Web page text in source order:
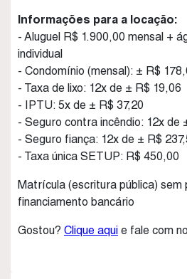
Informações para a locação:
- Aluguel R$ 1.900,00 mensal +
individual
- Condomínio (mensal): ± R$
- Taxa de lixo: 12x de ± R$ 19,06
- IPTU: 5x de ± R$ 37,20
- Seguro contra incêndio: 12x de
- Seguro fiança: 12x de ± R$
- Taxa única SETUP: R$ 450,00
Matrícula (escritura pública) sem
financiamento bancário
Gostou? Clique aqui e fale com